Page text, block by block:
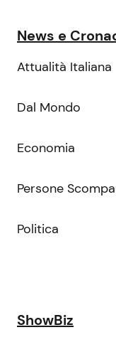
News e
Attualità Italiana
Dal Mondo
Economia
Persone
Politica
ShowBiz